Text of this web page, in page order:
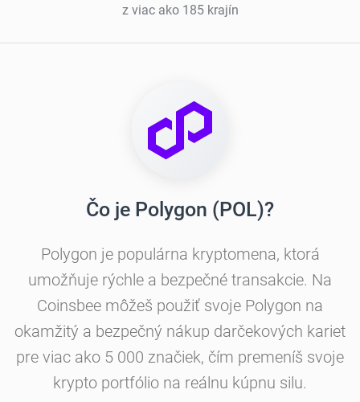
z viac ako 185 krajín
Čo je Polygon (POL)?
Polygon je populárna kryptomena, ktorá
umožňuje rýchle a bezpečné transakcie. Na
Coinsbee môžeš použiť svoje Polygon na
okamžitý a bezpečný nákup darčekových kariet
pre viac ako 5 000 značiek, čím premeníš svoje
krypto portfólio na reálnu kúpnu silu.